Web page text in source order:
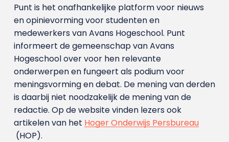
Punt is het onafhankelijke platform voor nieuws
en opinievorming voor studenten en
medewerkers van Avans Hoge­school. Punt
informeert de gemeenschap van Avans
Hogeschool over voor hen relevante
onderwerpen en fungeert als podium voor
meningsvorming en debat. De mening van derden
is daarbij niet noodzakelijk de mening van de
redactie. Op de website vinden lezers ook
artikelen van het Hoger Onderwijs Persbureau
(HOP).